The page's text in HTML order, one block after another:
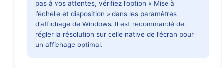
pas à vos attentes, vérifiez l’option « Mise à
l’échelle et disposition » dans les paramètres
d’affichage de Windows. Il est recommandé de
régler la résolution sur celle native de l’écran pour
un affichage optimal.